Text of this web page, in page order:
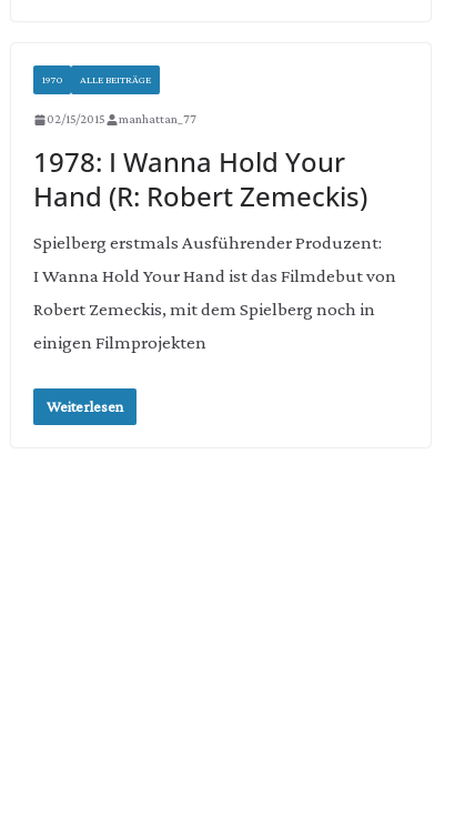
1970 ALLE BEITRÄGE
02/15/2015 manhattan_77
1978: I Wanna Hold Your
Hand (R: Robert Zemeckis)
Spielberg erstmals Ausführender Produzent:
I Wanna Hold Your Hand ist das Filmdebut von
Robert Zemeckis, mit dem Spielberg noch in
einigen Filmprojekten
Weiterlesen